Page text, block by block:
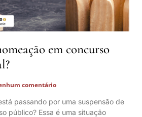
em concurso
comentário
passando por uma suspensão de
público? Essa é uma situação